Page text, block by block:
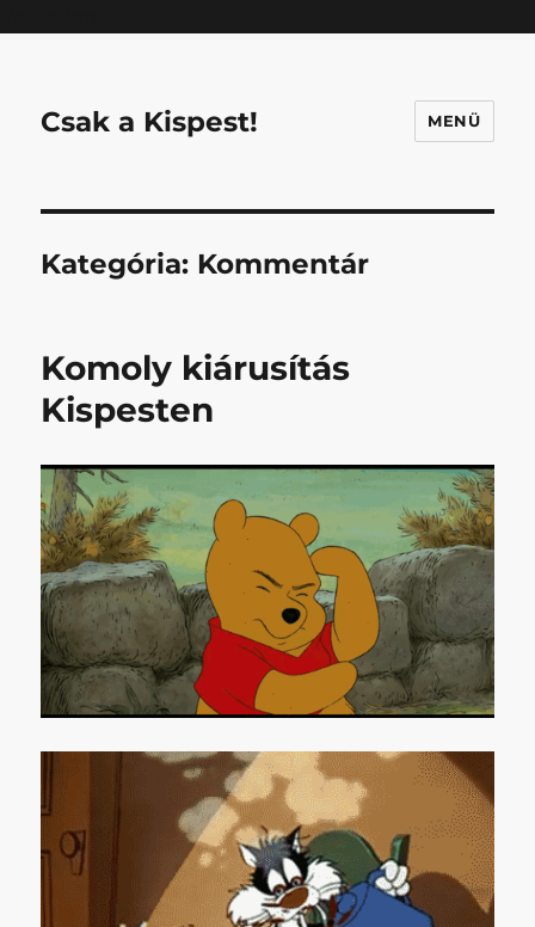
Csak a Kispest! MENÜ
Kategória: Kommentár
Komoly kiárusítás
Kispesten